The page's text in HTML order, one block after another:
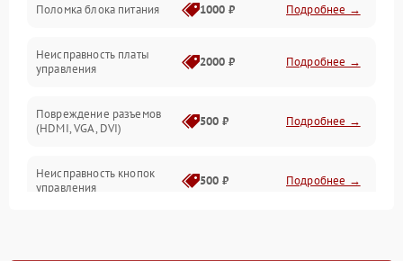
Механические повреждения
Поломка блока питания 1000 ₽ Подробнее →
Неисправность платы
управления
2000 ₽ Подробнее →
Повреждение разъемов
(HDMI, VGA, DVI)
500 ₽ Подробнее →
Неисправность кнопок
управления
500 ₽ Подробнее →